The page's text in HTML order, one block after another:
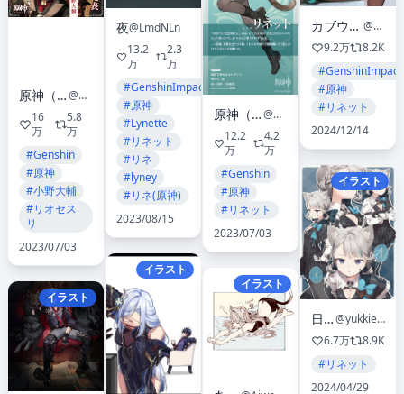
原神（Genshin）公式
@Genshin_7
16
万
5.8
万
#Genshin
#原神
#小野大輔
#リオセス
リ
2023/07/03
イラスト
夜@LmdNLn
13.2
万
2.3
万
#GenshinImpact
#原神
#Lynette
#リネット
#リネ
#lyney
#リネ(原神)
2023/08/15
イラスト
原神（Genshin）公式
@Genshin_7
12.2
万
4.2
万
#Genshin
#原神
#リネット
2023/07/03
イラスト
カブウサギ/KabuUsagi
@kabu_usa
9.2万
8.2K
#GenshinImpact
#原神
#リネット
2024/12/14
イラスト
日下氏
@yukkieeeeeen
6.7万
8.9K
#リネット
2024/04/29